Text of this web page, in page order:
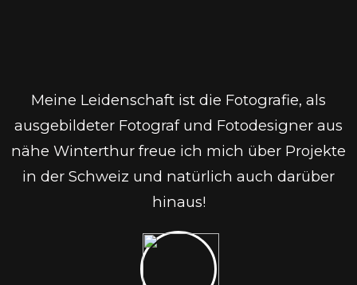
Meine Leidenschaft ist die Fotografie, als
ausgebildeter Fotograf und Fotodesigner aus
nähe Winterthur freue ich mich über Projekte
in der Schweiz und natürlich auch darüber
hinaus!